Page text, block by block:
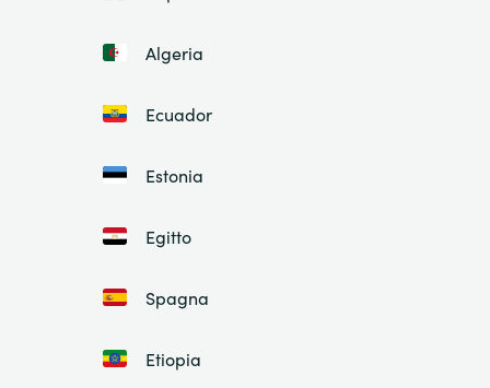
Algeria
Ecuador
Estonia
Egitto
Spagna
Etiopia